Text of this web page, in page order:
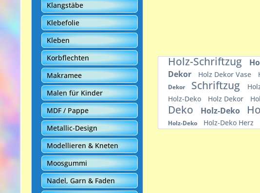
Klangstäbe
Klebefolie
Kleben
Korbflechten
Makramee
Malen für Kinder
MDF / Pappe
Metallic-Design
Modellieren & Kneten
Moosgummi
Nadel, Garn & Faden
Holz-Schriftzug
Dekor
Holz Dekor Vase
Dekor
Schriftzug
Holz-Deko
Holz Dekor
Deko
Holz-Deko
Holz-Deko Holz-Deko Herz